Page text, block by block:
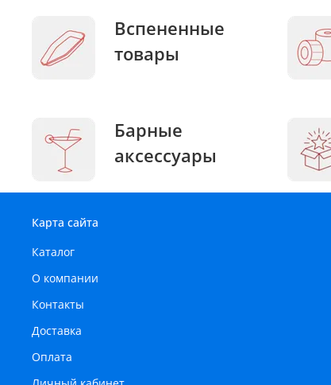
Вспененные
товары
Барные
аксессуары
Карта сайта
Каталог
О компании
Контакты
Доставка
Оплата